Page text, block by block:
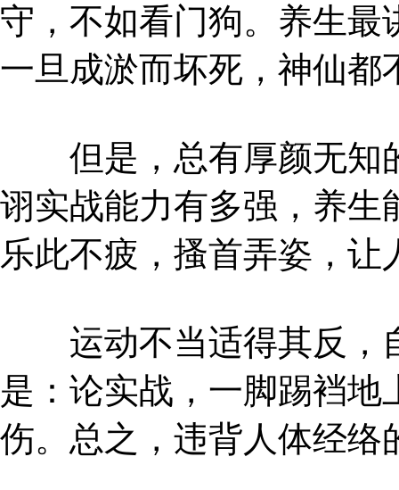
守，不如看门狗。养生最
一旦成淤而坏死，神仙都
但是，总有厚颜无知
诩实战能力有多强，养生
乐此不疲，搔首弄姿，让
运动不当适得其反，
是：论实战，一脚踢裆
伤。总之，违背人体经络